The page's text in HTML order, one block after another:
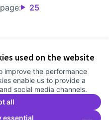
used on the website
improve the performance
enable us to provide a
social media channels.
all
essential
25
language